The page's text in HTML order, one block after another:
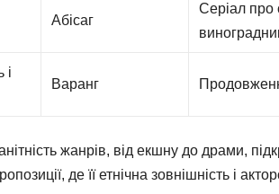
Абісаг
Серіал про
і
Варанг
жанрів, від екшну до драми,
де її етнічна зовнішність і